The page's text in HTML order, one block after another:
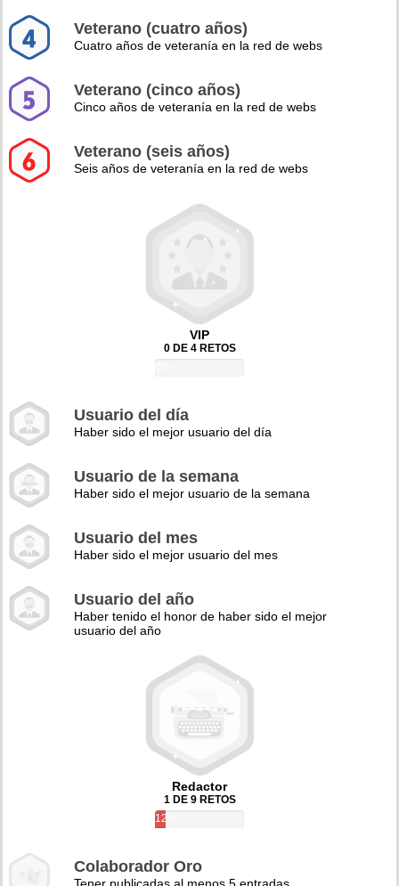
Veterano (cuatro años)
Cuatro años de veteranía en la red de webs
Veterano (cinco años)
Cinco años de veteranía en la red de webs
Veterano (seis años)
Seis años de veteranía en la red de webs
VIP
0 DE 4 RETOS
Usuario del día
Haber sido el mejor usuario del día
Usuario de la semana
Haber sido el mejor usuario de la semana
Usuario del mes
Haber sido el mejor usuario del mes
Usuario del año
Haber tenido el honor de haber sido el mejor
usuario del año
Redactor
1 DE 9 RETOS
12%
Colaborador Oro